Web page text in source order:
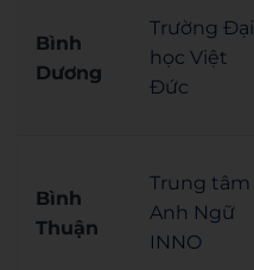
Bình
Dương
Trường Đại
học Việt
Đức
Bình
Thuận
Trung tâm
Anh Ngữ
INNO